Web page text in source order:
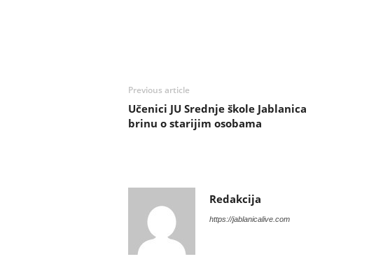
Previous article
Učenici JU Srednje škole Jablanica
brinu o starijim osobama
Redakcija
https://jablanicalive.com